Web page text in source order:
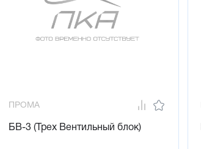
ПРОМА
БВ-3 (Трех Вентильный блок)